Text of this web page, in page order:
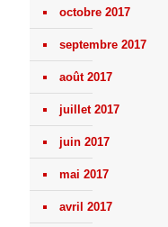
octobre 2017
septembre 2017
août 2017
juillet 2017
juin 2017
mai 2017
avril 2017